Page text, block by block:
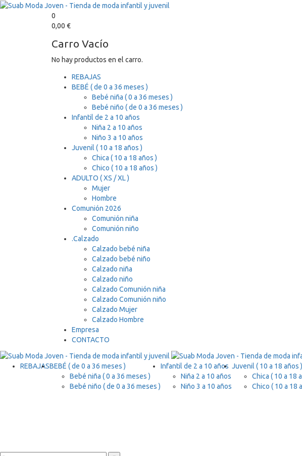
0
0,00 €
Carro Vacío
No hay productos en el carro.
REBAJAS
BEBÉ ( de 0 a 36 meses )
Bebé niña ( 0 a 36 meses )
Bebé niño ( de 0 a 36 meses )
Infantil de 2 a 10 años
Niña 2 a 10 años
Niño 3 a 10 años
Juvenil ( 10 a 18 años )
Chica ( 10 a 18 años )
Chico ( 10 a 18 años )
ADULTO ( XS / XL )
Mujer
Hombre
Comunión 2026
Comunión niña
Comunión niño
.Calzado
Calzado bebé niña
Calzado bebé niño
Calzado niña
Calzado niño
Calzado Comunión niña
Calzado Comunión niño
Calzado Mujer
Calzado Hombre
Empresa
CONTACTO
REBAJASBEBÉ ( de 0 a 36 meses )
Bebé niña ( 0 a 36 meses )
Bebé niño ( de 0 a 36 meses )
Infantil de 2 a 10 años
Niña 2 a 10 años
Niño 3 a 10 años
Juvenil ( 10 a 18 años )
Chica ( 10 a 18
Chico ( 10 a 18